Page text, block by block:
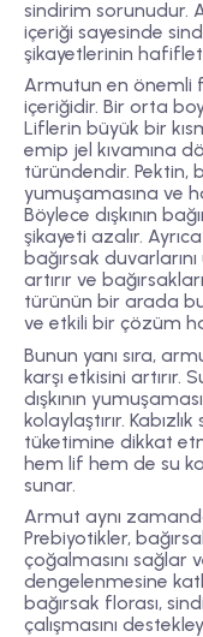
sindirim sorunudur.
içeriği sayesinde
şikayetlerinin
Armutun en önemli
içeriğidir. Bir orta
Liflerin büyük bir
emip jel kıvamına
türündendir. Pektin,
yumuşamasına ve
Böylece dışkının
şikayeti azalır.
bağırsak
artırır ve
türünün bir arada
ve etkili bir çözüm
Bunun yanı sıra,
karşı etkisini artırır.
dışkının
kolaylaştırır.
tüketimine dikkat
hem lif hem de su
sunar.
Armut aynı
Prebiyotikler,
çoğalmasını sağlar
dengelenmesine
bağırsak florası,
çalışmasını